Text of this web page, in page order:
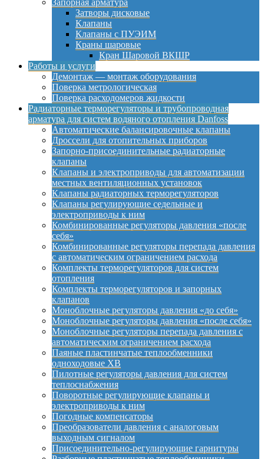
Запорная арматура
Затворы дисковые
Клапаны
Клапаны с ПУЭИМ
Краны шаровые
Кран Шаровой ВКШР
Работы и услуги
Демонтаж — монтаж оборудования
Поверка метрологическая
Поверка расходомеров жидкости
Радиаторные терморегуляторы и трубопроводная
арматура для систем водяного отопления Danfoss
Автоматические балансировочные клапаны
Дроссели для отопительных приборов
Запорно-присоединительные радиаторные
клапаны
Клапаны и электроприводы для автоматизации
местных вентиляционных установок
Клапаны радиаторных терморегуляторов
Клапаны регулирующие седельные и
электроприводы к ним
Комбинированные регуляторы давления «после
себя»
Комбинированные регуляторы перепада давления
с автоматическим ограничением расхода
Комплекты терморегуляторов для систем
отопления
Комплекты терморегуляторов и запорных
клапанов
Моноблочные регуляторы давления «до себя»
Моноблочные регуляторы давления «после себя»
Моноблочные регуляторы перепада давления с
автоматическим ограничением расхода
Паяные пластинчатые теплообменники
одноходовые XB
Пилотные регуляторы давления для систем
теплоснабжения
Поворотные регулирующие клапаны и
электроприводы к ним
Погодные компенсаторы
Преобразователи давления с аналоговым
выходным сигналом
Присоединительно-регулирующие гарнитуры